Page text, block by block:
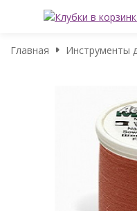
Главная Инструменты